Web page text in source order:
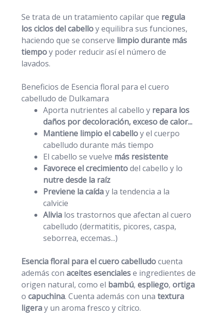
Se trata de un tratamiento capilar que regula
los ciclos del cabelloy equilibra sus funciones,
haciendo que se conserve limpio durante más
tiempoy poder reducir así el número de
lavados.
Beneficios de Esencia floral para el cuero
cabelludo de Dulkamara
Aporta nutrientes al cabello y repara los
daños por decoloración, exceso de calor...
Mantiene limpio el cabelloy el cuerpo
cabelludo durante más tiempo
El cabello se vuelve más resistente
Favorece el crecimientodel cabello y lo
nutre desde la raíz
Previene la caíday la tendencia a la
calvicie
Alivia los trastornos que afectan al cuero
cabelludo (dermatitis, picores, caspa,
seborrea, eccemas...)
Esencia floral para el cuero cabelludocuenta
además con aceites esencialese ingredientes de
origen natural, como el bambú, espliego, ortiga
o capuchina. Cuenta además con una textura
ligeray un aroma fresco y cítrico.